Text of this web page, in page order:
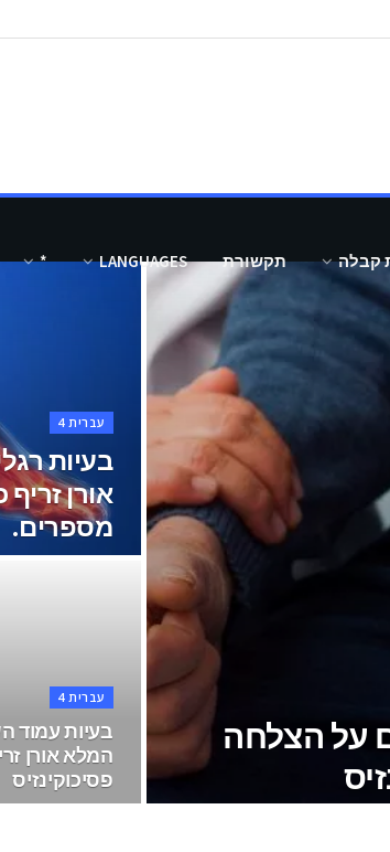
קבלה תקשורת LANGUAGES
*
על הצלחה
עברית 4
בעיות
אורן
מספרים.
עברית 4
בעיות עמוד
המלא אורן
פסיכוקינזיס